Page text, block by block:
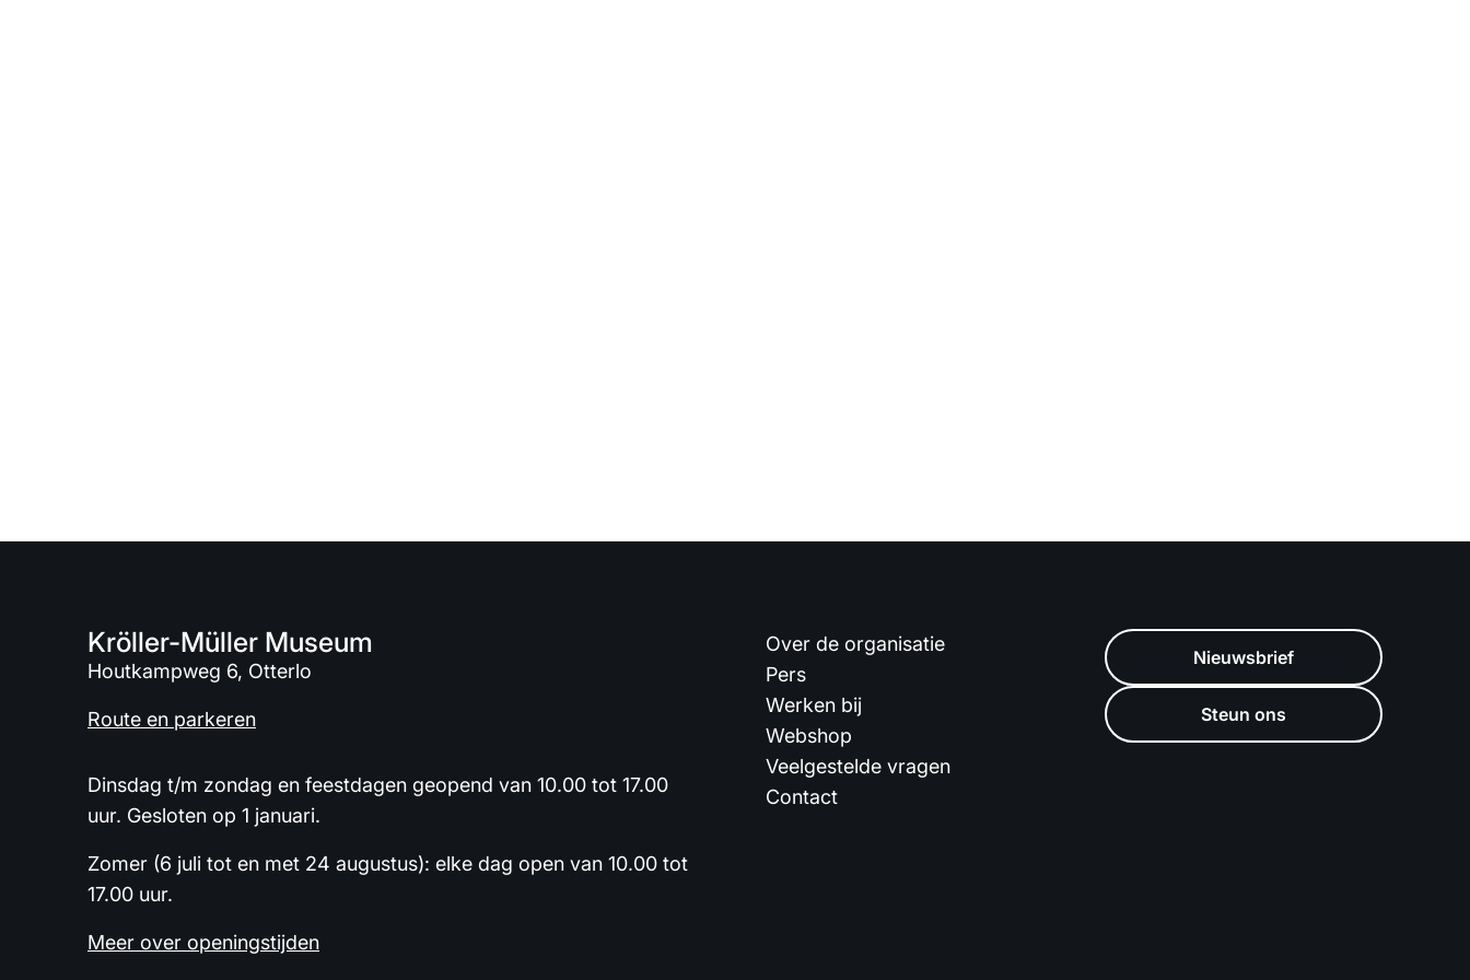
Kröller-Müller Museum
Houtkampweg 6, Otterlo
Route en parkeren
Dinsdag t/m zondag en feestdagen geopend van 10.00 tot 17.00
uur. Gesloten op 1 januari.
Zomer (6 juli tot en met 24 augustus): elke dag open van 10.00 tot
17.00 uur.
Meer over openingstijden
Over de organisatie
Pers
Werken bij
Webshop
Veelgestelde vragen
Contact
Nieuwsbrief
Steun ons